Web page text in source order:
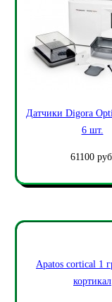
Датчики Digora
6 шт.
61100
Apatos cortical 1
кортикал